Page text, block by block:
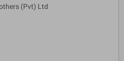
(Pvt) Ltd